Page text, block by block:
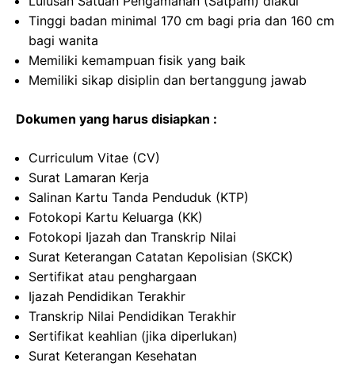
Tinggi badan minimal 170 cm bagi pria dan 160 cm
bagi wanita
Memiliki kemampuan fisik yang baik
Memiliki sikap disiplin dan bertanggung jawab
Dokumen yang harus disiapkan :
Curriculum Vitae (CV)
Surat Lamaran Kerja
Salinan Kartu Tanda Penduduk (KTP)
Fotokopi Kartu Keluarga (KK)
Fotokopi Ijazah dan Transkrip Nilai
Surat Keterangan Catatan Kepolisian (SKCK)
Sertifikat atau penghargaan
Ijazah Pendidikan Terakhir
Transkrip Nilai Pendidikan Terakhir
Sertifikat keahlian (jika diperlukan)
Surat Keterangan Kesehatan